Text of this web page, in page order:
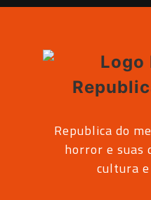
Republica do
horror e suas
cultura